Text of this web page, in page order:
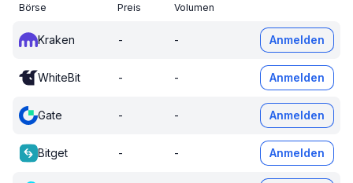
Börse Preis Volumen
Kraken - - Anmelden
WhiteBit - - Anmelden
Gate - - Anmelden
Bitget - - Anmelden